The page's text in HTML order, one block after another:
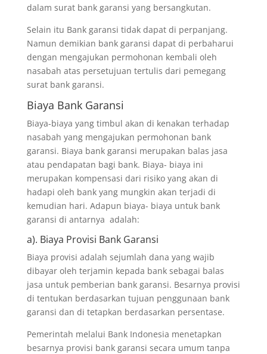
dalam surat bank garansi yang bersangkutan.
Selain itu Bank garansi tidak dapat di perpanjang.
Namun demikian bank garansi dapat di perbaharui
dengan mengajukan permohonan kembali oleh
nasabah atas persetujuan tertulis dari pemegang
surat bank garansi.
Biaya Bank Garansi
Biaya-biaya yang timbul akan di kenakan terhadap
nasabah yang mengajukan permohonan bank
garansi. Biaya bank garansi merupakan balas jasa
atau pendapatan bagi bank. Biaya- biaya ini
merupakan kompensasi dari risiko yang akan di
hadapi oleh bank yang mungkin akan terjadi di
kemudian hari. Adapun biaya- biaya untuk bank
garansi di antarnya adalah:
a). Biaya Provisi Bank Garansi
Biaya provisi adalah sejumlah dana yang wajib
dibayar oleh terjamin kepada bank sebagai balas
jasa untuk pemberian bank garansi. Besarnya provisi
di tentukan berdasarkan tujuan penggunaan bank
garansi dan di tetapkan berdasarkan persentase.
Pemerintah melalui Bank Indonesia menetapkan
besarnya provisi bank garansi secara umum tanpa